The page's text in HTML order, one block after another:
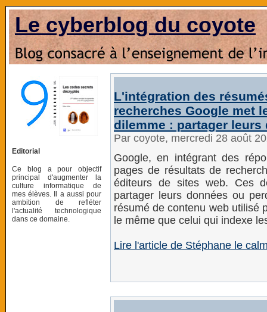
Le cyberblog du coyote
Editorial
Ce blog a pour objectif
principal d'augmenter la
culture informatique de
mes élèves. Il a aussi pour
ambition de refléter
l'actualité technologique
dans ce domaine.
L'intégration des
recherches Google met
dilemme : partager
Par coyote, mercredi 28 août
Google, en intégrant des
pages de résultats de
éditeurs de sites web. Ces
partager leurs données ou
résumé de contenu web utilisé
le même que celui qui indexe
Lire l'article de Stéphane le